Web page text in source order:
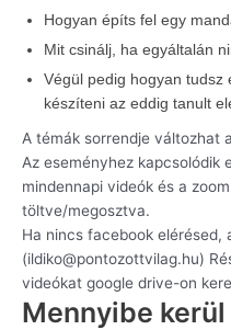
Hogyan építs fel egy
Mit csinálj, ha egyáltalán
Végül pedig hogyan tudsz
készíteni az eddig tanult
A témák sorrendje változhat
Az eseményhez kapcsolódik
mindennapi videók és a
töltve/megosztva.
Ha nincs facebook elérésed,
(ildiko@pontozottvilag.hu)
videókat google drive-on
Mennyibe